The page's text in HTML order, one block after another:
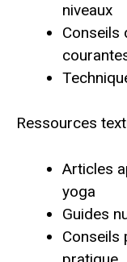
niveaux
Conseils
Ressources
Articles
yoga
Guides
Conseils